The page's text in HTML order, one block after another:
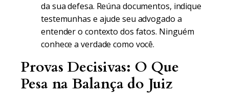
da sua defesa. Reúna documentos, indique
testemunhas e ajude seu advogado a
entender o contexto dos fatos. Ninguém
conhece a verdade como você.
Provas Decisivas: O Que
Pesa na Balança do Juiz